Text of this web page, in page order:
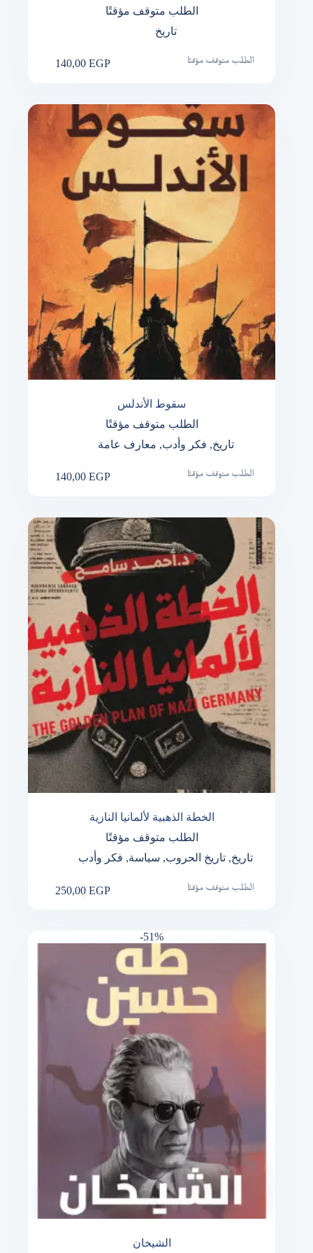
الطلب متوقف مؤقتًا
تاريخ
140,00EGP الطلب متوقف مؤقتًا
سقوط الأندلس
الطلب متوقف مؤقتًا
تاريخ, فكر وأدب, معارف عامة
140,00EGP الطلب متوقف مؤقتًا
الخطة الذهبية لألمانيا النازية
الطلب متوقف مؤقتًا
تاريخ, تاريخ الحروب, سياسة, فكر وأدب
250,00EGP الطلب متوقف مؤقتًا
-51%
الشيخان